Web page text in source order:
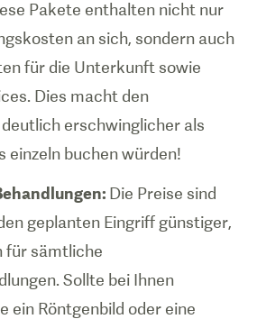
Pakete enthalten nicht nur
an sich, sondern auch
für die Unterkunft sowie
Dies macht den
erschwinglicher als
einzeln buchen würden!
Die Preise sind
geplanten Eingriff günstiger,
für sämtliche
Sollte bei Ihnen
ein Röntgenbild oder eine